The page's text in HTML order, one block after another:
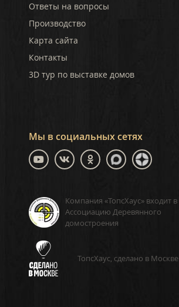
Ответы на вопросы
Производство
Карта сайта
Контакты
3D тур по выставке домов
Мы в социальных сетях
Компания «ТопсХаус» входит в
Ассоциацию Деревянного
домостроения
ТопсХаус, сделано в Москве